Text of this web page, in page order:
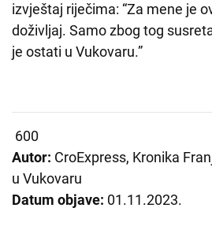
izvještaj riječima: “Za mene je
doživljaj. Samo zbog tog
je ostati u Vukovaru.”
600
Autor: CroExpress, Kronika
u Vukovaru
Datum objave: 01.11.2023.